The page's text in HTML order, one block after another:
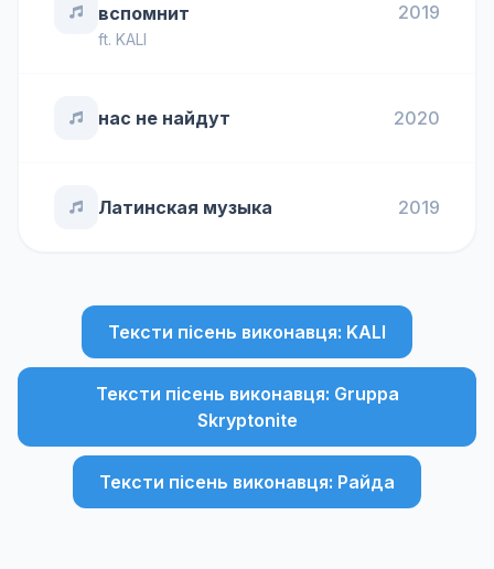
вспомнит
ft. KALI
2019
нас не найдут 2020
Латинская музыка 2019
Тексти пісень виконавця: KALI
Тексти пісень виконавця: Gruppa
Skryptonite
Тексти пісень виконавця: Райда